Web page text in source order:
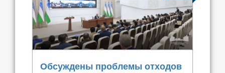
Обсуждены проблемы отходов